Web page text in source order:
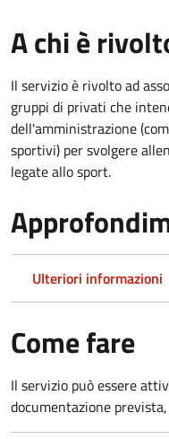
A chi è
Il servizio è rivolto ad
gruppi di privati che
dell'amministrazione
sportivi) per svolgere
legate allo sport.
Ulteriori informazioni
Come fare
Il servizio può essere
documentazione